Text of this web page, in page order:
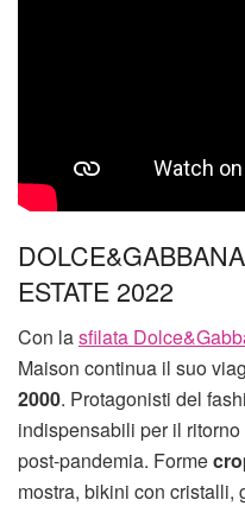
ESTATE 2022
Con lasfilata
Maison continua il suo
2000. Protagonisti del
indispensabili per il
post-pandemia. Forme
mostra, bikini con cristalli,